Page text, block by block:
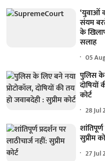
‘युवाओं
संयम
के
सलाह
05
पुलिस के
दोषियों
कोर्ट
28 Jul
सुप्रीम
27 Jul